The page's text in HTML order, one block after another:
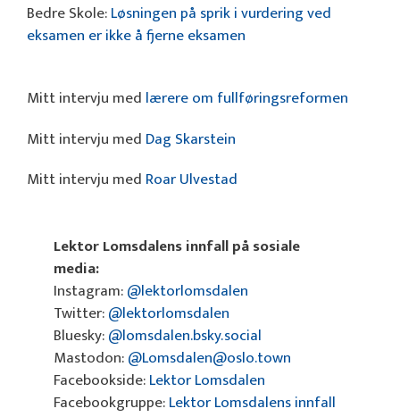
Bedre Skole:Løsningen på sprik i vurdering ved
eksamen er ikke å fjerne eksamen
Mitt intervju med lærere om fullføringsreformen
Mitt intervju med Dag Skarstein
Mitt intervju med Roar Ulvestad
Lektor Lomsdalens innfall på sosiale
media:
Instagram:@lektorlomsdalen
Twitter:@lektorlomsdalen
Bluesky:@lomsdalen.bsky.social
Mastodon:@Lomsdalen@oslo.town
Facebookside:Lektor Lomsdalen
Facebookgruppe:Lektor Lomsdalens innfall